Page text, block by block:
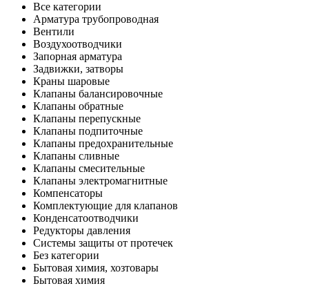
Все категории
Арматура трубопроводная
Вентили
Воздухоотводчики
Запорная арматура
Задвижки, затворы
Краны шаровые
Клапаны балансировочные
Клапаны обратные
Клапаны перепускные
Клапаны подпиточные
Клапаны предохранительные
Клапаны сливные
Клапаны смесительные
Клапаны электромагнитные
Компенсаторы
Комплектующие для клапанов
Конденсатоотводчики
Редукторы давления
Системы защиты от протечек
Без категории
Бытовая химия, хозтовары
Бытовая химия